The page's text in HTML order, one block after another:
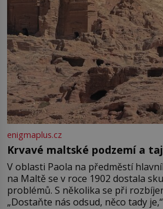
enigmaplus.cz
Krvavé maltské podzemí a
V oblasti Paola na předměstí
na Maltě se v roce 1902 dostala
problémů. S několika se při
„Dostaňte nás odsud, něco tady